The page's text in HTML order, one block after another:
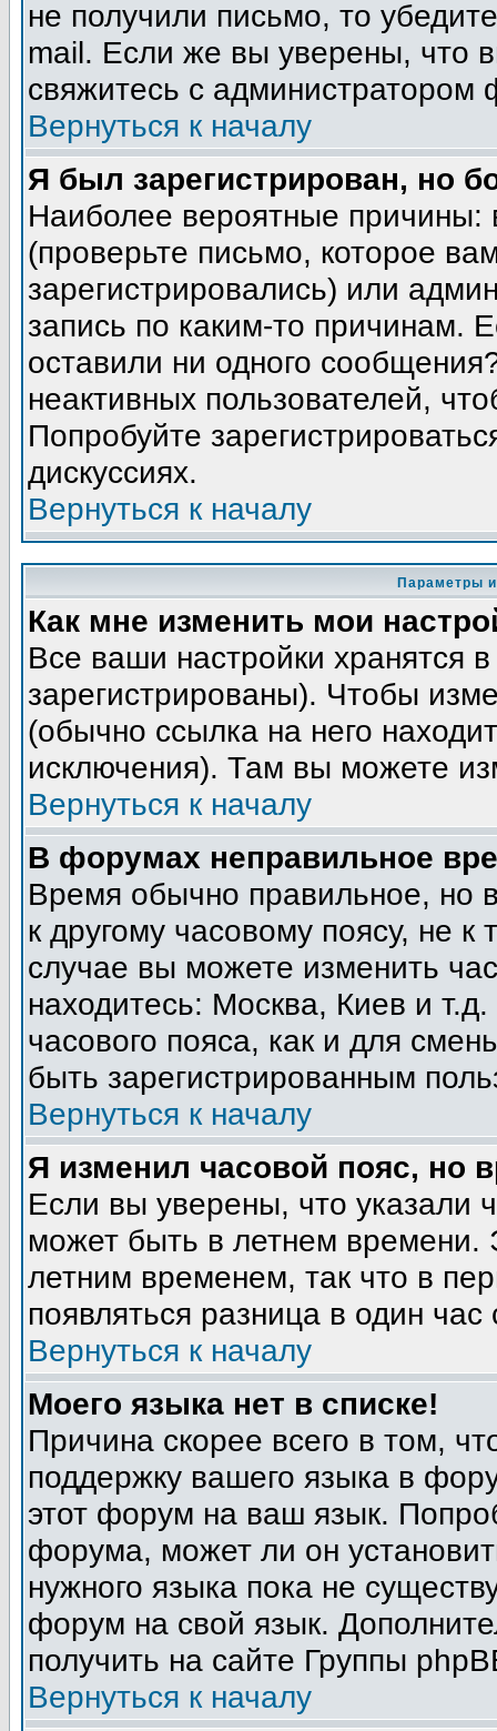
не получили письмо, то
mail. Если же вы уверены, что
свяжитесь с администратором
Вернуться к началу
Я был зарегистрирован, но
Наиболее вероятные
(проверьте письмо, которое
зарегистрировались) или
запись по каким-то причинам.
оставили ни одного
неактивных пользователей,
Попробуйте
дискуссиях.
Вернуться к началу
Параметры
Как мне изменить мои
Все ваши настройки хранятся
зарегистрированы). Чтобы
(обычно ссылка на него
исключения). Там вы можете
Вернуться к началу
В форумах неправильное
Время обычно правильное, но
к другому часовому поясу, не
случае вы можете изменить
находитесь: Москва, Киев и
часового пояса, как и для
быть зарегистрированным
Вернуться к началу
Я изменил часовой пояс, но
Если вы уверены, что указали
может быть в летнем времени.
летним временем, так что в
появляться разница в один
Вернуться к началу
Моего языка нет в списке!
Причина скорее всего в том,
поддержку вашего языка в
этот форум на ваш язык.
форума, может ли он
нужного языка пока не
форум на свой язык.
получить на сайте Группы
Вернуться к началу